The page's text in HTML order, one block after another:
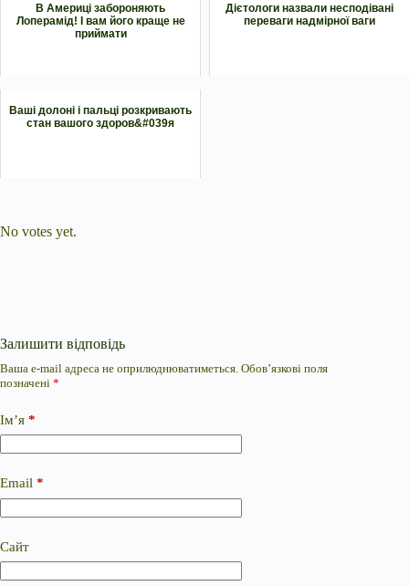
В Америці забороняють
Лоперамід! І вам його краще не
приймати
Дієтологи назвали несподівані
переваги надмірної ваги
Ваші долоні і пальці розкривають
стан вашого здоров&#039я
No votes yet.
Залишити відповідь
Ваша e-mail адреса не оприлюднюватиметься. Обов’язкові поля
позначені *
Ім’я *
Email *
Сайт